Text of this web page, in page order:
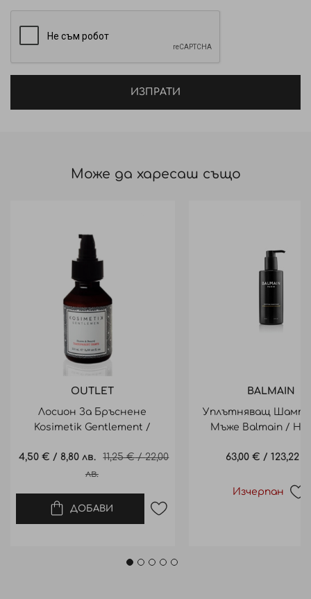
ИЗПРАТИ
Може да харесаш също
OUTLET
Лосион За Бръснене
Kosimetik Gentlement /
Промо
4,50 € / 8,80 лв. 11,25 €/22,00
лв.
ДОБАВИ
BALMAIN
Уплътняващ
Мъже Balmain /
63,00 € /123,22
Изчерпан